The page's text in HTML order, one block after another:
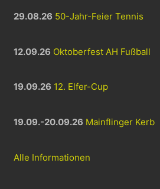
29.08.26 50-Jahr-Feier Tennis
12.09.26 Oktoberfest AH Fußball
19.09.26 12. Elfer-Cup
19.09.-20.09.26 Mainflinger Kerb
Alle Informationen